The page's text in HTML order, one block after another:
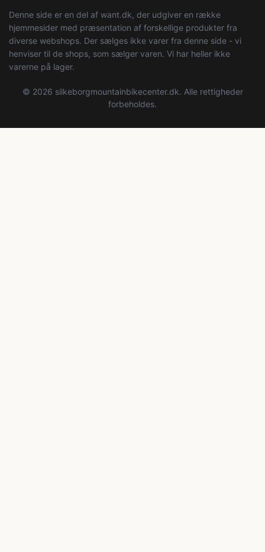
Denne side er en del af want.dk, der udgiver en række
hjemmesider med præsentation af forskellige produkter fra
diverse webshops. Der sælges ikke varer fra denne side - vi
henviser til de shops, som sælger varen. Vi har heller ikke
varerne på lager.
© 2026 silkeborgmountainbikecenter.dk. Alle rettigheder
forbeholdes.